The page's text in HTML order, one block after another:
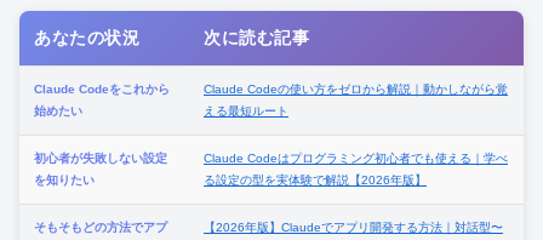
あなたの状況 次に読む記事
Claude Codeをこれから
始めたい
Claude Codeの使い方をゼロから解説｜動かしながら覚
える最短ルート
初心者が失敗しない設定
を知りたい
Claude Codeはプログラミング初心者でも使える｜学べ
る設定の型を実体験で解説【2026年版】
そもそもどの方法でアプ
【2026年版】Claudeでアプリ開発する方法｜対話型〜